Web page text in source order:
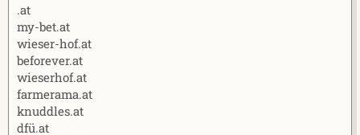
.at
my-bet.at
wieser-hof.at
beforever.at
wieserhof.at
farmerama.at
knuddles.at
dfü.at